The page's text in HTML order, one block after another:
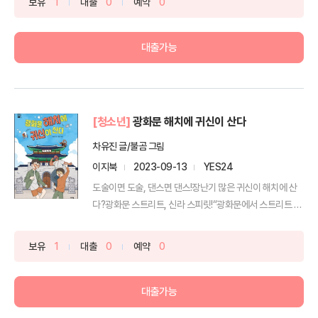
대출가능
[청소년] 광화문 해치에 귀신이 산다
차유진 글/불곰 그림
이지북
2023-09-13
YES24
도술이면 도술, 댄스면 댄스!장난기 많은 귀신이 해치에 산
다?광화문 스트리트, 신라 스피릿!“광화문에서 스트리트 댄
보유 1 대출 0 예약 0
대출가능